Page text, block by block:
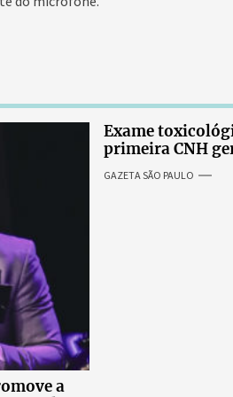
a
Exame
primeira CNH
denúncias de
excessivos de
GAZETA SÃO PAULO